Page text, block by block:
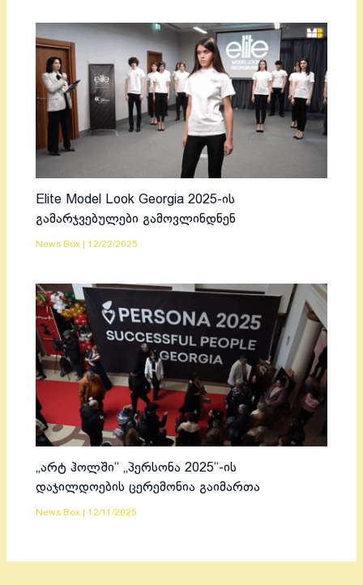
Elite Model Look Georgia 2025-ის
გამარჯვებულები გამოვლინდნენ
News Box |12/22/2025
„არტ ჰოლში“ „პერსონა 2025“-ის
დაჯილდოების ცერემონია გაიმართა
News Box |12/11/2025